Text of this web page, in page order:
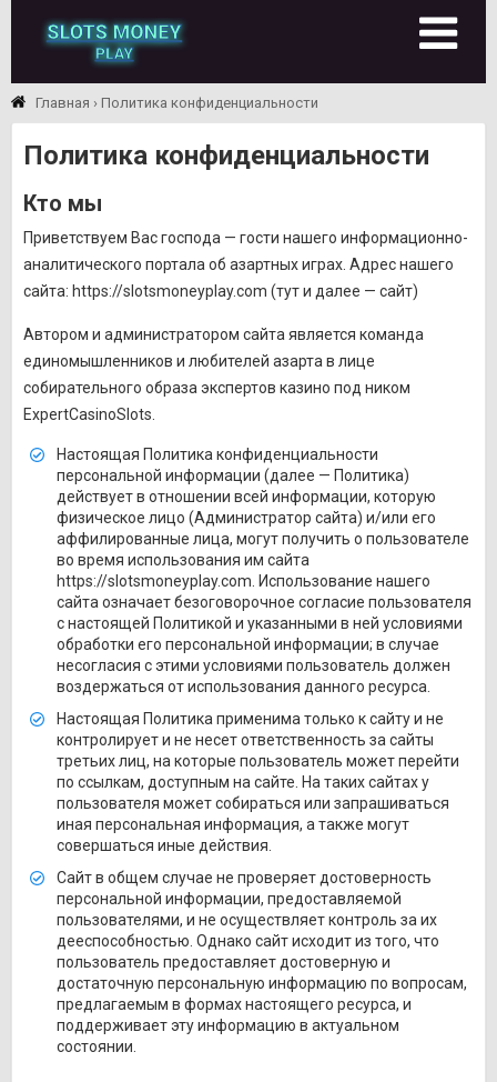
Главная › Политика конфиденциальности
Политика конфиденциальности
Кто мы
Приветствуем Вас господа — гости нашего информационно-
аналитического портала об азартных играх. Адрес нашего
сайта: https://slotsmoneyplay.com (тут и далее — сайт)
Автором и администратором сайта является команда
единомышленников и любителей азарта в лице
собирательного образа экспертов казино под ником
ExpertCasinoSlots.
Настоящая Политика конфиденциальности
персональной информации (далее — Политика)
действует в отношении всей информации, которую
физическое лицо (Администратор сайта) и/или его
аффилированные лица, могут получить о пользователе
во время использования им сайта
https://slotsmoneyplay.com. Использование нашего
сайта означает безоговорочное согласие пользователя
с настоящей Политикой и указанными в ней условиями
обработки его персональной информации; в случае
несогласия с этими условиями пользователь должен
воздержаться от использования данного ресурса.
Настоящая Политика применима только к сайту и не
контролирует и не несет ответственность за сайты
третьих лиц, на которые пользователь может перейти
по ссылкам, доступным на сайте. На таких сайтах у
пользователя может собираться или запрашиваться
иная персональная информация, а также могут
совершаться иные действия.
Сайт в общем случае не проверяет достоверность
персональной информации, предоставляемой
пользователями, и не осуществляет контроль за их
дееспособностью. Однако сайт исходит из того, что
пользователь предоставляет достоверную и
достаточную персональную информацию по вопросам,
предлагаемым в формах настоящего ресурса, и
поддерживает эту информацию в актуальном
состоянии.